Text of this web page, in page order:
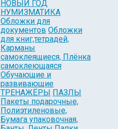
НОВЫЙ ГОД
НУМИЗМАТИКА
Обложки для
документов Обложки
для книг,тетрадей,
Карманы
самоклеящиеся, Плёнка
самоклеющаяся
Обучающие и
развивающие
ТРЕНАЖЁРЫ ПАЗЛЫ
Пакеты подарочные,
Полиэтиленовые,
Бумага упаковочная,